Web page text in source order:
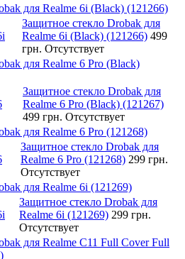
для Realme 6i (Black) (121266)
Защитное стекло Drobak для
Realme 6i (Black) (121266) 499
грн. Отсутствует
для Realme 6 Pro (Black)
Защитное стекло Drobak для
Realme 6 Pro (Black) (121267)
499 грн. Отсутствует
для Realme 6 Pro (121268)
Защитное стекло Drobak для
Realme 6 Pro (121268) 299 грн.
Отсутствует
для Realme 6i (121269)
Защитное стекло Drobak для
Realme 6i (121269) 299 грн.
Отсутствует
для Realme C11 Full Cover Full